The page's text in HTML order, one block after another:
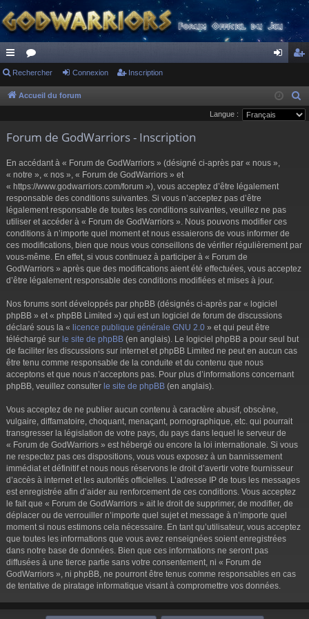
ac
co
ci
or
u
s
ne cri
pti
Rechercher Connexion Inscription
Accueil du forum
e
Langue :
Forum de GodWarriors - Inscription
En accédant à « Forum de GodWarriors » (désigné ci-après par « nous »,
« notre », « nos », « Forum de GodWarriors » et
« https://www.godwarriors.com/forum »), vous acceptez d’être légalement
responsable des conditions suivantes. Si vous n’acceptez pas d’être
légalement responsable de toutes les conditions suivantes, veuillez ne pas
utiliser et accéder à « Forum de GodWarriors ». Nous pouvons modifier ces
conditions à n’importe quel moment et nous essaierons de vous informer de
ces modifications, bien que nous vous conseillons de vérifier régulièrement par
vous-même. En effet, si vous continuez à participer à « Forum de
GodWarriors » après que des modifications aient été effectuées, vous acceptez
d’être légalement responsable des conditions modifiées et mises à jour.
Nos forums sont développés par phpBB (désignés ci-après par « logiciel
phpBB » et « phpBB Limited ») qui est un logiciel de forum de discussions
déclaré sous la « licence publique générale GNU 2.0 » et qui peut être
téléchargé sur le site de phpBB (en anglais). Le logiciel phpBB a pour seul but
de faciliter les discussions sur internet et phpBB Limited ne peut en aucun cas
être tenu comme responsable de la conduite et du contenu que nous
acceptons et que nous n’acceptons pas. Pour plus d’informations concernant
phpBB, veuillez consulter le site de phpBB (en anglais).
Vous acceptez de ne publier aucun contenu à caractère abusif, obscène,
vulgaire, diffamatoire, choquant, menaçant, pornographique, etc. qui pourrait
transgresser la législation de votre pays, du pays dans lequel le serveur de
« Forum de GodWarriors » est hébergé ou encore la loi internationale. Si vous
ne respectez pas ces dispositions, vous vous exposez à un bannissement
immédiat et définitif et nous nous réservons le droit d’avertir votre fournisseur
d’accès à internet et les autorités officielles. L’adresse IP de tous les messages
est enregistrée afin d’aider au renforcement de ces conditions. Vous acceptez
le fait que « Forum de GodWarriors » ait le droit de supprimer, de modifier, de
déplacer ou de verrouiller n’importe quel sujet et message à n’importe quel
moment si nous estimons cela nécessaire. En tant qu’utilisateur, vous acceptez
que toutes les informations que vous avez renseignées soient enregistrées
dans notre base de données. Bien que ces informations ne seront pas
diffusées à une tierce partie sans votre consentement, ni « Forum de
GodWarriors », ni phpBB, ne pourront être tenus comme responsables en cas
de tentative de piratage informatique visant à compromettre vos données.